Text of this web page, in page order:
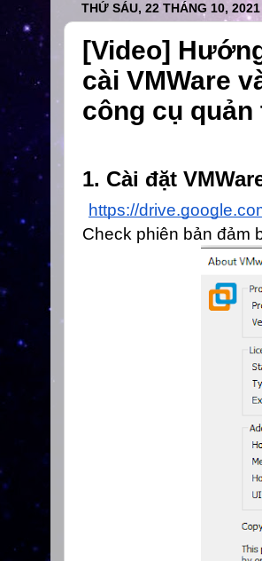
THỨ SÁU, 22 THÁNG 10, 2021
[Video]
cài VMWare
công cụ quản
1. Cài đặt
https://
Check phiên bản đảm